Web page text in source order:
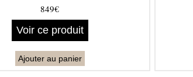
849€
Voir ce produit
Ajouter au panier